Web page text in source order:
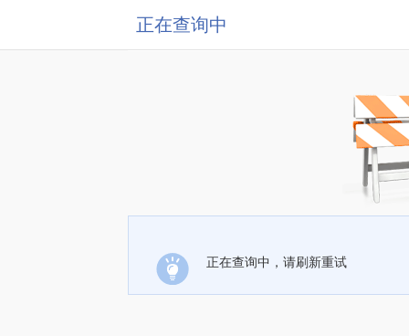
正在查询中
正在查询中，请刷新重试